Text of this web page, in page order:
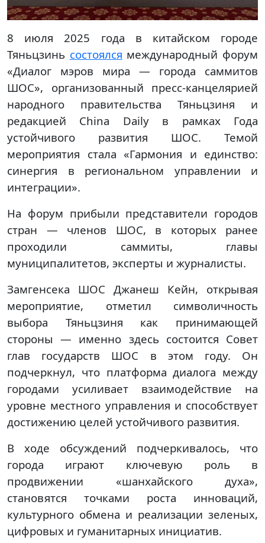
8 июля 2025 года в китайском городе
Тяньцзинь состоялся международный форум
«Диалог мэров мира — города саммитов
ШОС», организованный пресс-канцелярией
народного правительства Тяньцзиня и
редакцией China Daily в рамках Года
устойчивого развития ШОС. Темой
мероприятия стала «Гармония и единство:
синергия в региональном управлении и
интеграции».
На форум прибыли представители городов
стран — членов ШОС, в которых ранее
проходили саммиты, главы
муниципалитетов, эксперты и журналисты.
Замгенсека ШОС Джанеш Кейн, открывая
мероприятие, отметил символичность
выбора Тяньцзиня как принимающей
стороны — именно здесь состоится Совет
глав государств ШОС в этом году. Он
подчеркнул, что платформа диалога между
городами усиливает взаимодействие на
уровне местного управления и способствует
достижению целей устойчивого развития.
В ходе обсуждений подчеркивалось, что
города играют ключевую роль в
продвижении «шанхайского духа»,
становятся точками роста инноваций,
культурного обмена и реализации зеленых,
цифровых и гуманитарных инициатив.